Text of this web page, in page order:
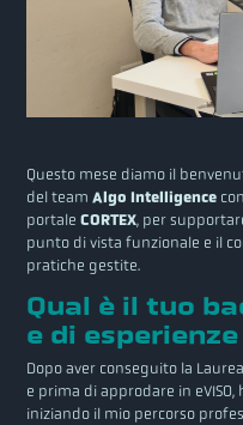
Questo mese diamo il
del teamAlgo Intelligence
portaleCORTEX, per
punto di vista funzionale e il
pratiche gestite.
Qual è il tuo
e di
Dopo aver conseguito la
e prima di approdare in
iniziando il mio percorso